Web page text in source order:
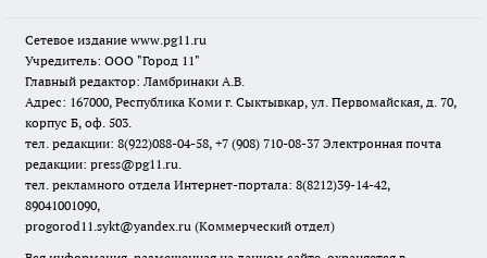
Сетевое издание www.pg11.ru
Учредитель: ООО "Город 11"
Главный редактор: Ламбринаки А.В.
Адрес: 167000, Республика Коми г. Сыктывкар, ул. Первомайская, д. 70,
корпус Б, оф. 503.
тел. редакции: 8(922)088-04-58, +7 (908) 710-08-37 Электронная почта
редакции: press@pg11.ru.
тел. рекламного отдела Интернет-портала: 8(8212)39-14-42,
89041001090,
progorod11.sykt@yandex.ru (Коммерческий отдел)